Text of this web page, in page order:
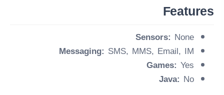
Features
Sensors: None
Messaging: SMS, MMS, Email, IM
Games: Yes
Java: No